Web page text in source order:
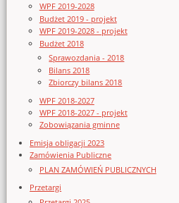
WPF 2019-2028
Budżet 2019 - projekt
WPF 2019-2028 - projekt
Budżet 2018
Sprawozdania - 2018
Bilans 2018
Zbiorczy bilans 2018
WPF 2018-2027
WPF 2018-2027 - projekt
Zobowiązania gminne
Emisja obligacji 2023
Zamówienia Publiczne
PLAN ZAMÓWIEŃ PUBLICZNYCH
Przetargi